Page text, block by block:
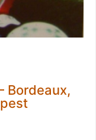
Bordeaux,